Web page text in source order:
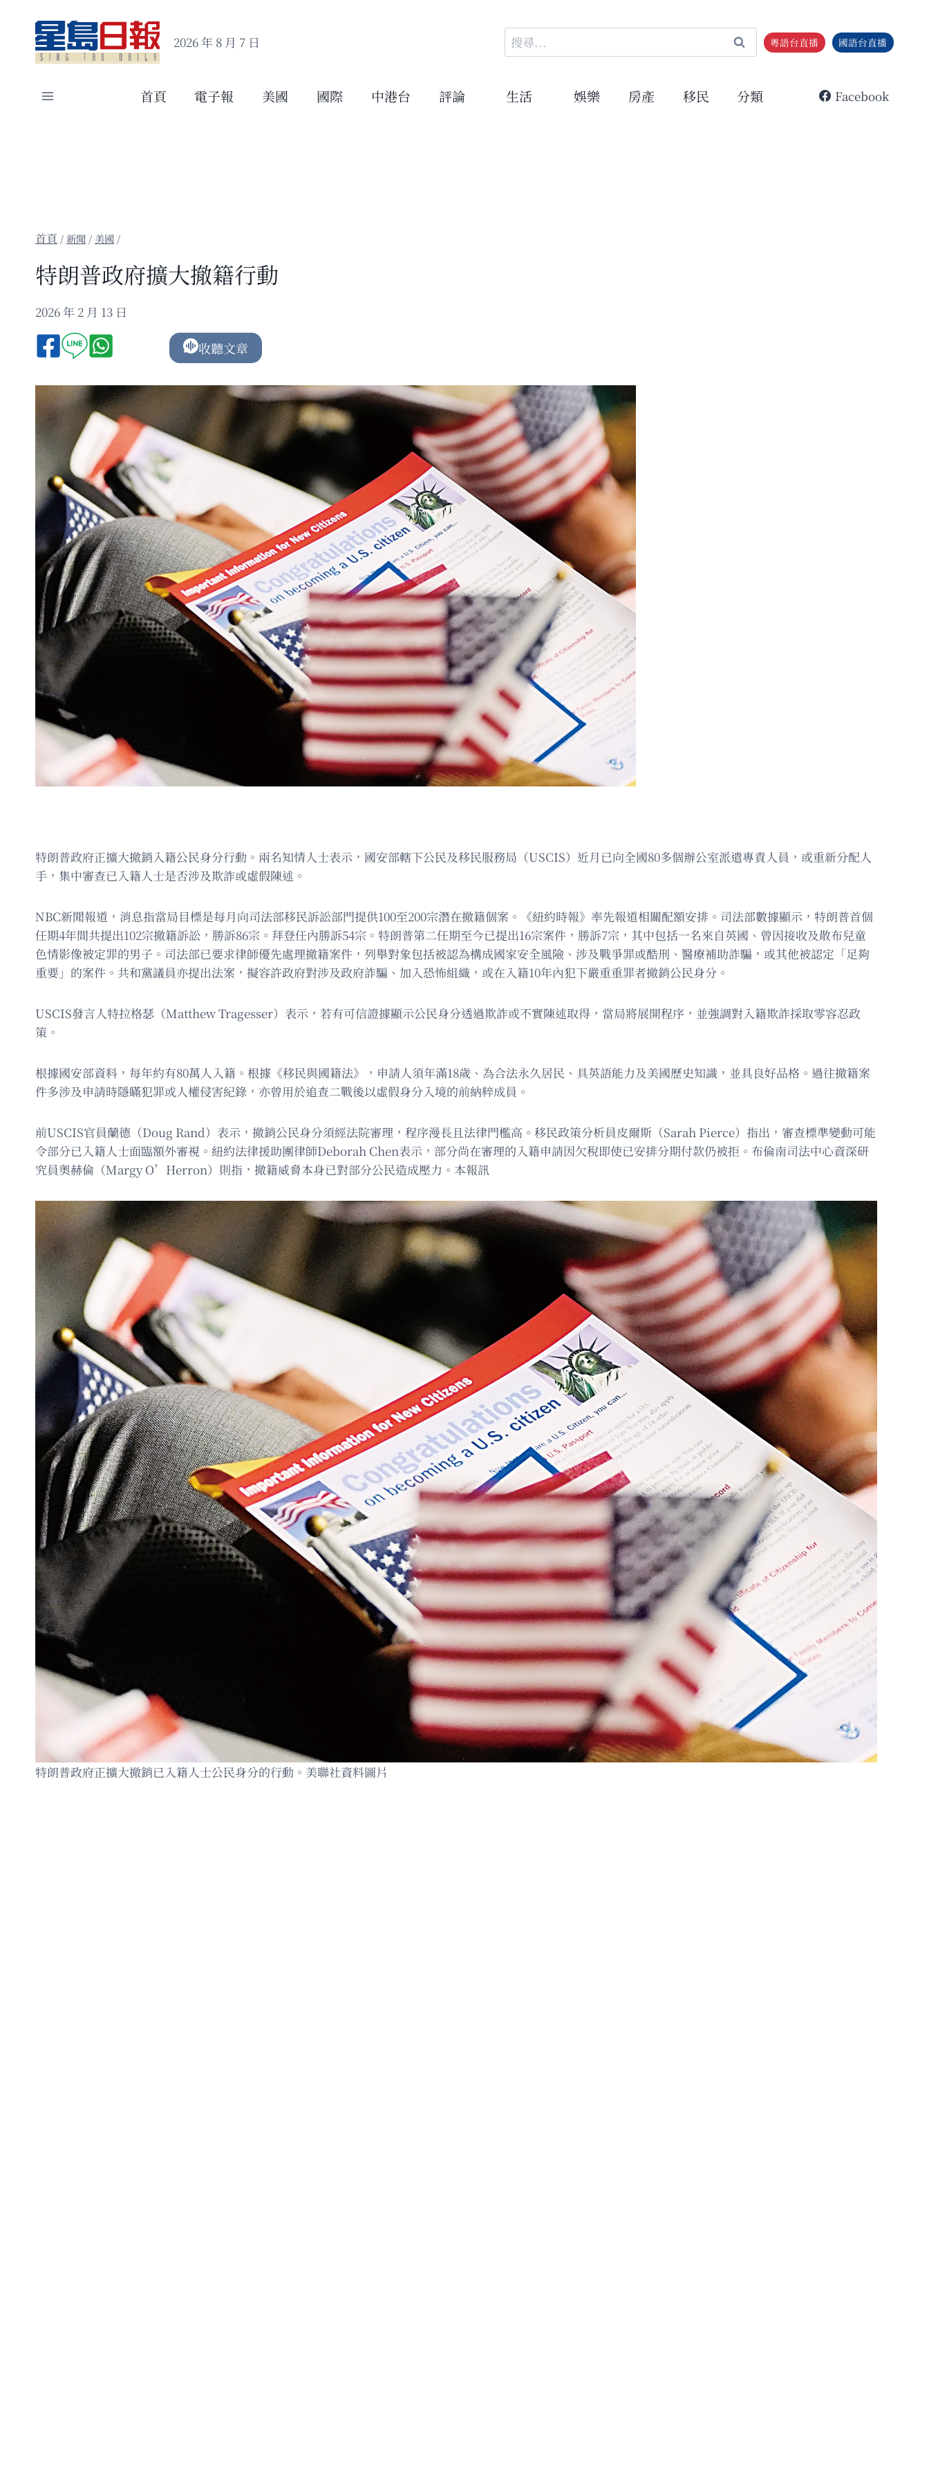
content
2026 年 8 月 7 日
搜
尋
鍵
粵語台直播 國語台直播
首頁 電子報 美國 國際 中港台 評論 生活 娛樂 房產 移民 分類 Facebook
/新聞 / 美國 /
特朗普政府擴大撤籍行動
2026 年 2 月 13 日
收聽文章
特朗普政府正擴大撤銷入籍公民身分行動。兩名知情人士表示，國安部轄下公民及移民服務局（USCIS）近月已向全國80多個辦公室派遣專責人員，或重新分配人
手，集中審查已入籍人士是否涉及欺詐或虛假陳述。
NBC新聞報道，消息指當局目標是每月向司法部移民訴訟部門提供100至200宗潛在撤籍個案。《紐約時報》率先報道相關配額安排。司法部數據顯示，特朗普首個
任期4年間共提出102宗撤籍訴訟，勝訴86宗。拜登任內勝訴54宗。特朗普第二任期至今已提出16宗案件，勝訴7宗，其中包括一名來自英國、曾因接收及散布兒童
色情影像被定罪的男子。司法部已要求律師優先處理撤籍案件，列舉對象包括被認為構成國家安全風險、涉及戰爭罪或酷刑、醫療補助詐騙，或其他被認定「足夠
重要」的案件。共和黨議員亦提出法案，擬容許政府對涉及政府詐騙、加入恐怖組織，或在入籍10年內犯下嚴重重罪者撤銷公民身分。
USCIS發言人特拉格瑟（Matthew Tragesser）表示，若有可信證據顯示公民身分透過欺詐或不實陳述取得，當局將展開程序，並強調對入籍欺詐採取零容忍政
策。
根據國安部資料，每年約有80萬人入籍。根據《移民與國籍法》，申請人須年滿18歲、為合法永久居民、具英語能力及美國歷史知識，並具良好品格。過往撤籍案
件多涉及申請時隱瞞犯罪或人權侵害紀錄，亦曾用於追查二戰後以虛假身分入境的前納粹成員。
前USCIS官員蘭德（Doug Rand）表示，撤銷公民身分須經法院審理，程序漫長且法律門檻高。移民政策分析員皮爾斯（Sarah Pierce）指出，審查標準變動可能
令部分已入籍人士面臨額外審視。紐約法律援助團律師Deborah Chen表示，部分尚在審理的入籍申請因欠稅即使已安排分期付款仍被拒。布倫南司法中心資深研
究員奧赫倫（Margy O’Herron）則指，撤籍威脅本身已對部分公民造成壓力。本報訊
特朗普政府正擴大撤銷已入籍人士公民身分的行動。美聯社資料圖片